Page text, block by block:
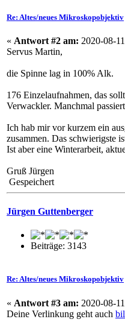
Re: Altes/neues Mikroskopobjektiv
« Antwort #2 am: 2020-08-
Servus Martin,
die Spinne lag in 100% Alk.
176 Einzelaufnahmen, das
Verwackler. Manchmal
Ich hab mir vor kurzem ein
zusammen. Das schwierigste
Ist aber eine Winterarbeit,
Gruß Jürgen
Gespeichert
Jürgen Guttenberger
Beiträge: 3143
Re: Altes/neues Mikroskopobjektiv
« Antwort #3 am: 2020-08-
Deine Verlinkung geht auch